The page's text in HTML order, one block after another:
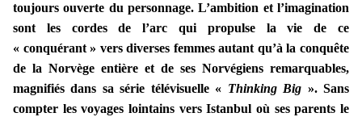
toujours ouverte du personnage. L’ambition et l’imagination
sont les cordes de l’arc qui propulse la vie de ce
« conquérant » vers diverses femmes autant qu’à la conquête
de la Norvège entière et de ses Norvégiens remarquables,
magnifiés dans sa série télévisuelle « Thinking Big ». Sans
compter les voyages lointains vers Istanbul où ses parents le